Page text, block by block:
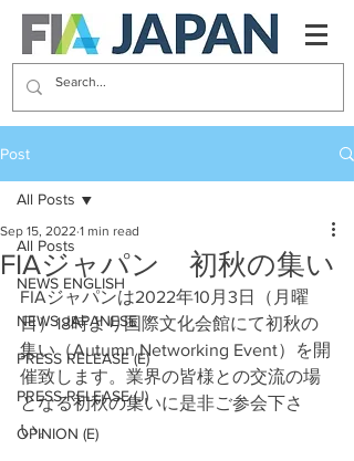
Post
All Posts
NEWS ENGLISH
NEWS JAPANESE
PRESS RELEASE (E)
PRESS RELEASE (J)
OPINION (E)
All Posts
FIAジャパン 初秋の集い
Sep 15, 2022 1 min read
FIAジャパンは2022年10月3日（月曜
日）18時より国際文化会館にて初秋の
集い（Autumn Networking Event）を開
催致します。業界の皆様との交流の場
となる初秋の集いに是非ご参会下さ
い。